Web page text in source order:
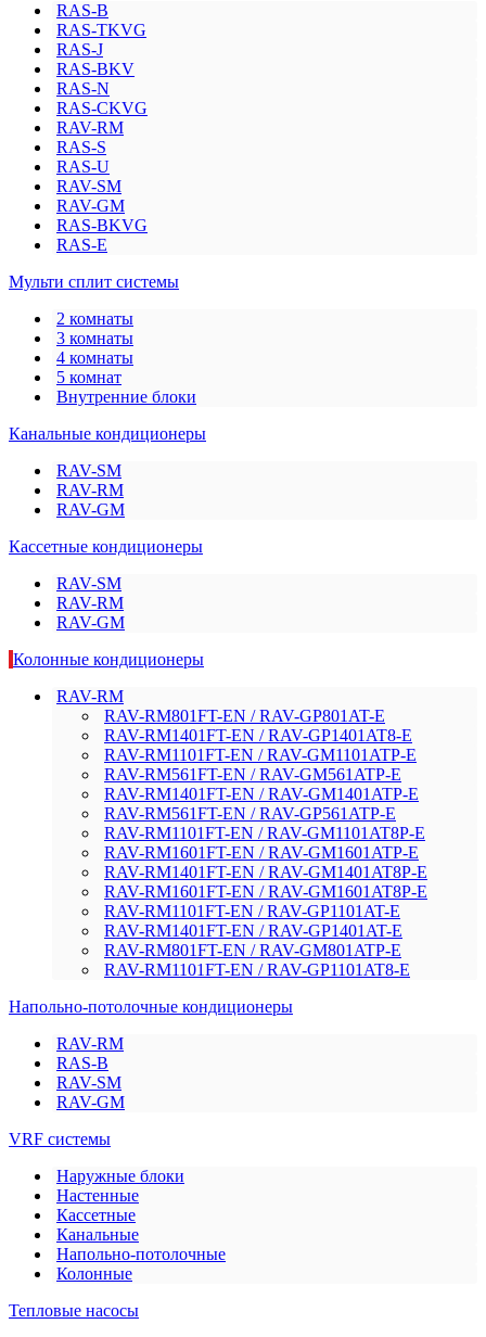
RAS-B
RAS-TKVG
RAS-J
RAS-BKV
RAS-N
RAS-CKVG
RAV-RM
RAS-S
RAS-U
RAV-SM
RAV-GM
RAS-BKVG
RAS-E
Мульти сплит системы
2 комнаты
3 комнаты
4 комнаты
5 комнат
Внутренние блоки
Канальные кондиционеры
RAV-SM
RAV-RM
RAV-GM
Кассетные кондиционеры
RAV-SM
RAV-RM
RAV-GM
Колонные кондиционеры
RAV-RM
RAV-RM801FT-EN / RAV-GP801AT-E
RAV-RM1401FT-EN / RAV-GP1401AT8-E
RAV-RM1101FT-EN / RAV-GM1101ATP-E
RAV-RM561FT-EN / RAV-GM561ATP-E
RAV-RM1401FT-EN / RAV-GM1401ATP-E
RAV-RM561FT-EN / RAV-GP561ATP-E
RAV-RM1101FT-EN / RAV-GM1101AT8P-E
RAV-RM1601FT-EN / RAV-GM1601ATP-E
RAV-RM1401FT-EN / RAV-GM1401AT8P-E
RAV-RM1601FT-EN / RAV-GM1601AT8P-E
RAV-RM1101FT-EN / RAV-GP1101AT-E
RAV-RM1401FT-EN / RAV-GP1401AT-E
RAV-RM801FT-EN / RAV-GM801ATP-E
RAV-RM1101FT-EN / RAV-GP1101AT8-E
Напольно-потолочные кондиционеры
RAV-RM
RAS-B
RAV-SM
RAV-GM
VRF системы
Наружные блоки
Настенные
Кассетные
Канальные
Напольно-потолочные
Колонные
Тепловые насосы